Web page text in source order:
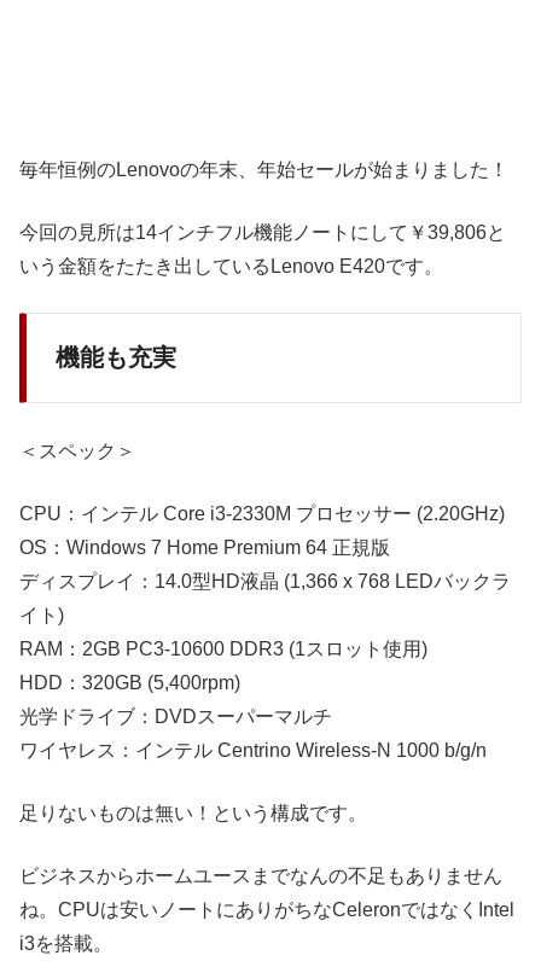
毎年恒例のLenovoの年末、年始セールが始まりました！
今回の見所は14インチフル機能ノートにして￥39,806と
いう金額をたたき出しているLenovo E420です。
機能も充実
＜スペック＞
CPU：インテル Core i3-2330M プロセッサー (2.20GHz)
OS：Windows 7 Home Premium 64 正規版
ディスプレイ：14.0型HD液晶 (1,366 x 768 LEDバックラ
イト)
RAM：2GB PC3-10600 DDR3 (1スロット使用)
HDD：320GB (5,400rpm)
光学ドライブ：DVDスーパーマルチ
ワイヤレス：インテル Centrino Wireless-N 1000 b/g/n
足りないものは無い！という構成です。
ビジネスからホームユースまでなんの不足もありません
ね。CPUは安いノートにありがちなCeleronではなくIntel
i3を搭載。